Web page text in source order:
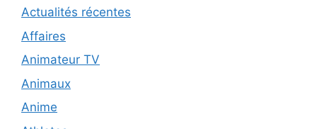
Actualités récentes
Affaires
Animateur TV
Animaux
Anime